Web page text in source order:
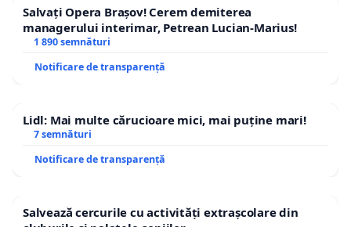
Salvați Opera Brașov! Cerem demiterea
managerului interimar, Petrean Lucian-Marius!
1 890 semnături
Notificare de transparență
Lidl: Mai multe cărucioare mici, mai puține mari!
7 semnături
Notificare de transparență
Salvează cercurile cu activități extrașcolare din